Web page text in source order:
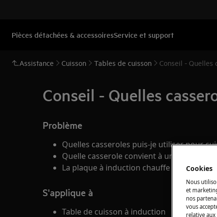
Pièces détachées & accessoiresService et support
Assistance Cuisson Tables de cuisson Conseil - Quelles
Conseil - Quelles
Problème
Quelles casseroles puis-je utiliser pour
Quelle casserole convient à une
La plaque à induction chauffe seulement
S'applique à
Table de cuisson à induction
Cookies
Nous
et
nos
vous
relative aux